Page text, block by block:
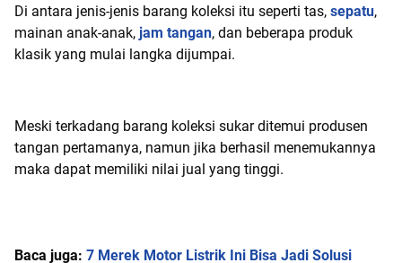
Di antara jenis-jenis barang koleksi itu seperti tas, sepatu,
mainan anak-anak, jam tangan, dan beberapa produk
klasik yang mulai langka dijumpai.
Meski terkadang barang koleksi sukar ditemui produsen
tangan pertamanya, namun jika berhasil menemukannya
maka dapat memiliki nilai jual yang tinggi.
Baca juga: 7 Merek Motor Listrik Ini Bisa Jadi Solusi